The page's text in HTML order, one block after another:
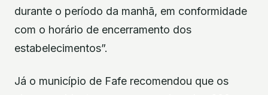
durante o período da manhã, em conformidade
com o horário de encerramento dos
estabelecimentos”.
Já o município de Fafe recomendou que os